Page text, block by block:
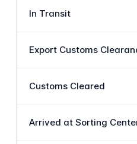
In Transit
Export Customs
Customs Cleared
Arrived at Sorting